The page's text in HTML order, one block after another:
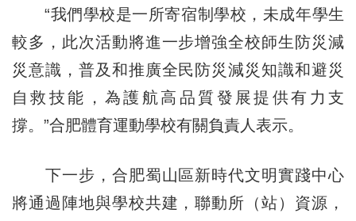
“我們學校是一所寄宿制學校，未成年學生
較多，此次活動將進一步增強全校師生防災減
災意識，普及和推廣全民防災減災知識和避災
自救技能，為護航高品質發展提供有力支
撐。”合肥體育運動學校有關負責人表示。
下一步，合肥蜀山區新時代文明實踐中心
將通過陣地與學校共建，聯動所（站）資源，